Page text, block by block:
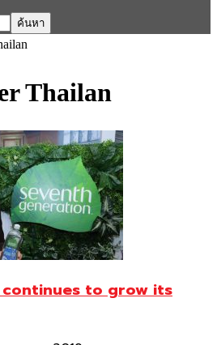
Thailan
continues to grow its